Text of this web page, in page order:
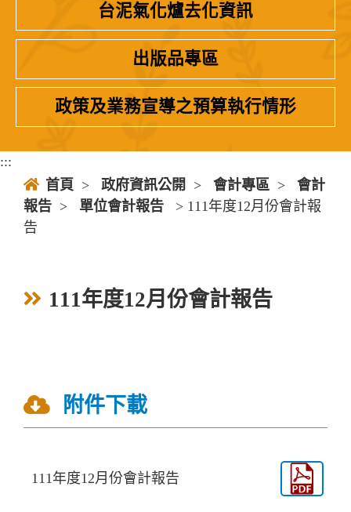
台泥氣化爐去化資訊
出版品專區
政策及業務宣導之預算執行情形
:::
首頁 > 政府資訊公開 > 會計專區 >
會計
報告 > 單位會計報告
> 111年度12月份會計報
告
111年度12月份會計報告
附件下載
111年度12月份會計報告